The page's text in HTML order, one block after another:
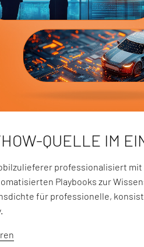
QUELLE IM
professionalisiert mit
Playbooks zur
für professionelle,